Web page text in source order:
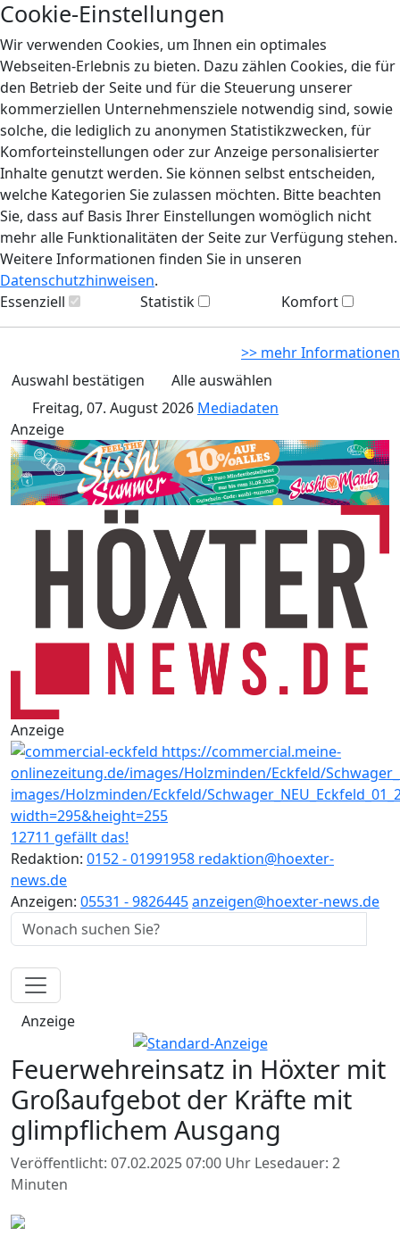
Cookie-Einstellungen
Wir verwenden Cookies, um Ihnen ein optimales
Webseiten-Erlebnis zu bieten. Dazu zählen Cookies, die für
den Betrieb der Seite und für die Steuerung unserer
kommerziellen Unternehmensziele notwendig sind, sowie
solche, die lediglich zu anonymen Statistikzwecken, für
Komforteinstellungen oder zur Anzeige personalisierter
Inhalte genutzt werden. Sie können selbst entscheiden,
welche Kategorien Sie zulassen möchten. Bitte beachten
Sie, dass auf Basis Ihrer Einstellungen womöglich nicht
mehr alle Funktionalitäten der Seite zur Verfügung stehen.
Weitere Informationen finden Sie in unseren
Datenschutzhinweisen.
Essenziell
Statistik Komfort
>> mehr Informationen
Auswahl bestätigen
Alle auswählen
Freitag, 07. August 2026 Mediadaten
Anzeige
Anzeige
12711 gefällt das!
Redaktion: 0152 - 01991958 redaktion@hoexter-
news.de
Anzeigen: 05531 - 9826445anzeigen@hoexter-news.de
Anzeige
Feuerwehreinsatz in Höxter mit
Großaufgebot der Kräfte mit
glimpflichem Ausgang
Veröffentlicht: 07.02.2025 07:00 Uhr Lesedauer: 2
Minuten